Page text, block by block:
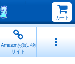
カート
Amazonお買い物
サイト